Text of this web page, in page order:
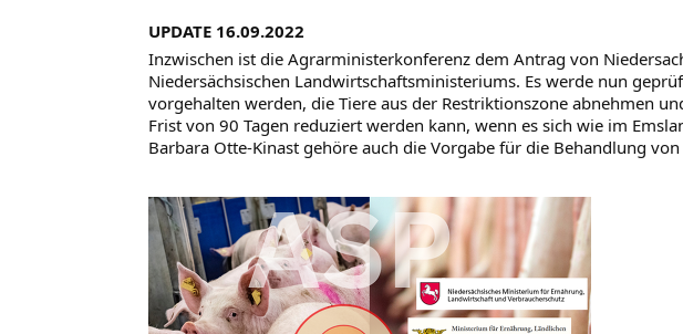
UPDATE 16.09.2022
Inzwischen ist die Agrarministerkonferenz dem Antrag von
Niedersächsischen Landwirtschaftsministeriums. Es werde nun
vorgehalten werden, die Tiere aus der Restriktionszone abnehmen
Frist von 90 Tagen reduziert werden kann, wenn es sich wie im
Barbara Otte-Kinast gehöre auch die Vorgabe für die Behandlung